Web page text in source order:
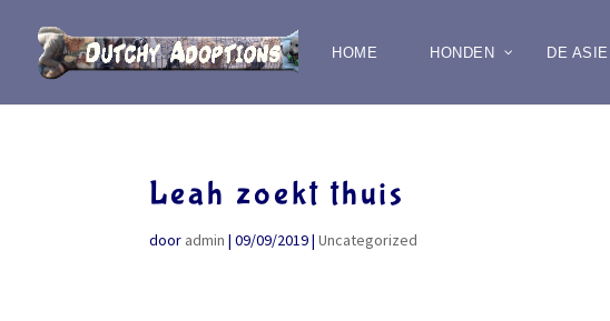
HOME HONDEN DE
Leah zoekt thuis
door admin |09/09/2019|Uncategorized